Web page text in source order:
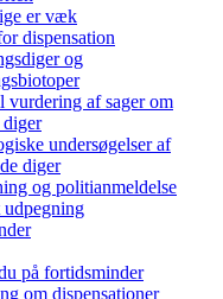
er væk
dispensation
og
vurdering af sager om
diger
undersøgelser af
diger
og politianmeldelse
på fortidsminder
om dispensationer